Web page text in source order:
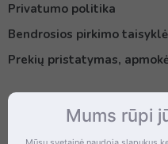
Privatumo politika
Bendrosios pirkimo
Prekių pristatymas,
KontaktaiMums rūpi